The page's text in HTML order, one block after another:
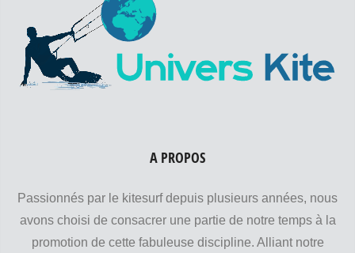
A PROPOS
Passionnés par le kitesurf depuis plusieurs années, nous
avons choisi de consacrer une partie de notre temps à la
promotion de cette fabuleuse discipline. Alliant notre